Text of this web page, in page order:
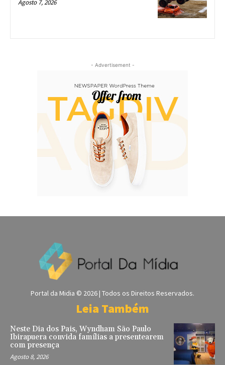
Agosto 7, 2026
- Advertisement -
Portal da Midia © 2026 | Todos os Direitos Reservados.
Leia Também
Neste Dia dos Pais, Wyndham São Paulo
Ibirapuera convida famílias a presentearem
com presença
Agosto 8, 2026